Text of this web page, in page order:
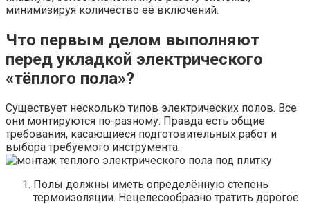
минимизируя количество её включений.
Что первым делом выполняют
перед укладкой электрического
«тёплого пола»?
Существует несколько типов электрических полов. Все
они монтируются по-разному. Правда есть общие
требования, касающиеся подготовительных работ и
выбора требуемого инструмента.
Полы должны иметь определённую степень
термоизоляции. Нецелесообразно тратить дорогое